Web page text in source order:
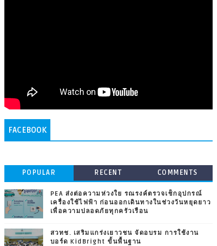
FACEBOOK
POPULAR RECENT COMMENTS
PEA ส่งต่อความห่วงใย รณรงค์ตรวจเช็กอุปกรณ์
เครื่องใช้ไฟฟ้า ก่อนออกเดินทางในช่วงวันหยุดยาว
เพื่อความปลอดภัยทุกครัวเรือน
สวทช. เสริมแกร่งเยาวชน จัดอบรม การใช้งาน
บอร์ด KidBright ขั้นพื้นฐาน